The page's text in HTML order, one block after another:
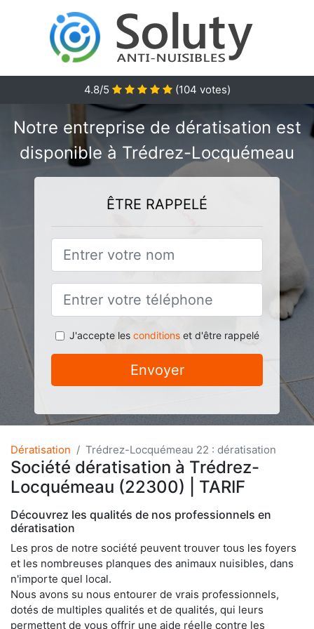
4.8/5 (104 votes)
Notre entreprise de dératisation est
disponible à Trédrez-Locquémeau
ÊTRE RAPPELÉ
J'accepte les conditionset d'être rappelé
Envoyer
Dératisation Trédrez-Locquémeau 22 : dératisation
Société dératisation à Trédrez-
Locquémeau (22300) | TARIF
Découvrez les qualités de nos professionnels en
dératisation
Les pros de notre société peuvent trouver tous les foyers
et les nombreuses planques des animaux nuisibles, dans
n'importe quel local.
Nous avons su nous entourer de vrais professionnels,
dotés de multiples qualités et de qualités, qui leurs
permettent de vous offrir une aide réelle contre les